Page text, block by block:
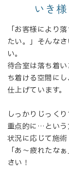
いき様
「お客様により
たい。」そんな
い。
待合室は落ち着
ち着ける空間に
仕上げています。
しっかりじっく
重点的に…という
状況に応じて施術
「あ～疲れたな
さい！